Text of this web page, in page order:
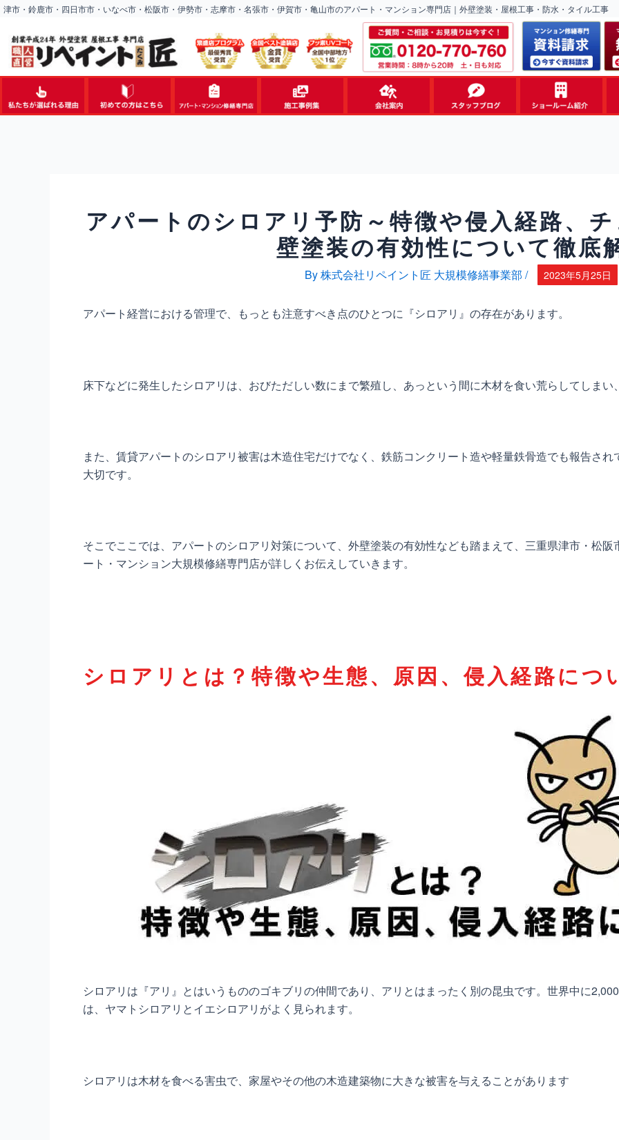
内
キ
ッ
プ
津市・鈴鹿市・四日市市・いなべ市・松阪市・伊勢市・志摩市・名張市・伊賀市・亀山市のアパート・マンション専門店｜外壁塗装・屋根工事・防水・タイル工事
アパートのシロアリ予防～特徴や侵入経路、
壁塗装の有効性について徹底
By株式会社リペイント匠 大規模修繕事業部 / 2023年5月25日
アパート経営における管理で、もっとも注意すべき点のひとつに『シロアリ』の存在があります。
床下などに発生したシロアリは、おびただしい数にまで繁殖し、あっという間に木材を食い荒らしてしま
また、賃貸アパートのシロアリ被害は木造住宅だけでなく、鉄筋コンクリート造や軽量鉄骨造でも報告さ
大切です。
そこでここでは、アパートのシロアリ対策について、外壁塗装の有効性なども踏まえて、三重県津市・松
ート・マンション大規模修繕専門店が詳しくお伝えしていきます。
シロアリとは？特徴や生態、原因、侵入経路につ
シロアリは『アリ』とはいうもののゴキブリの仲間であり、アリとはまったく別の昆虫です。世界中に
は、ヤマトシロアリとイエシロアリがよく見られます。
シロアリは木材を食べる害虫で、家屋やその他の木造建築物に大きな被害を与えることがあります